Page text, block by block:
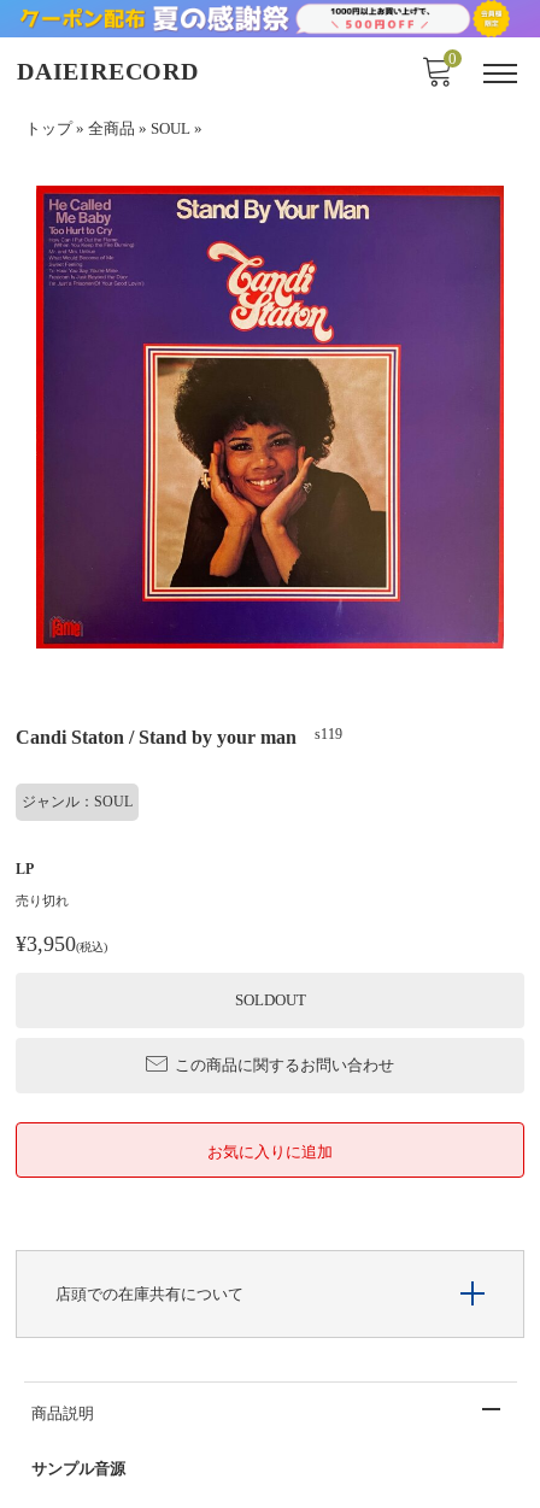
DAIEIRECORD 0
トップ» 全商品 » SOUL »
Candi Staton / Stand by your man s119
ジャンル：SOUL
LP
売り切れ
¥3,950(税込)
SOLDOUT
この商品に関するお問い合わせ
店頭での在庫共有について
商品説明
サンプル音源